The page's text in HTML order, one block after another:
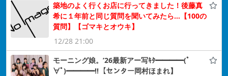
築地のよく行くお店に行ってきました！後藤真
希に１年前と同じ質問を聞いてみたら…【100の
質問】【ゴマキとオウキ】
12/28 21:00
モーニング娘。’26最新アー写ｷﾀ━━━━(ﾟ
∀ﾟ)━━━━!!【センター岡村ほまれ】